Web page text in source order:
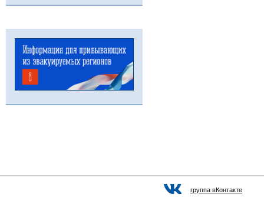
группа вКонтакте